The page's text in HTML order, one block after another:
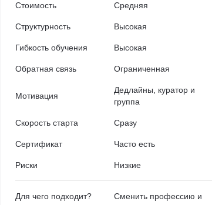
Стоимость Средняя
Структурность Высокая
Гибкость обучения Высокая
Обратная связь Ограниченная
Мотивация
Дедлайны, куратор и
группа
Скорость старта Сразу
Сертификат Часто есть
Риски Низкие
Для чего подходит?
Сменить профессию и